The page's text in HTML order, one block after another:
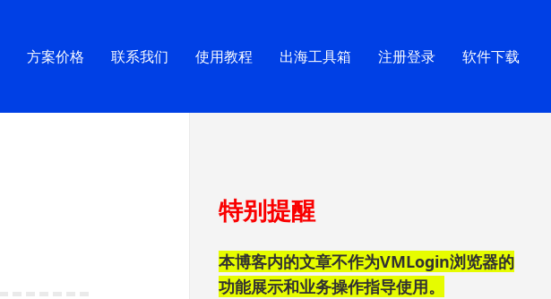
方案价格 联系我们 使用教程 出海工具箱 注册登录 软件下载
至
脚
特别提醒
本博客内的文章不作为VMLogin浏览器的
功能展示和业务操作指导使用。